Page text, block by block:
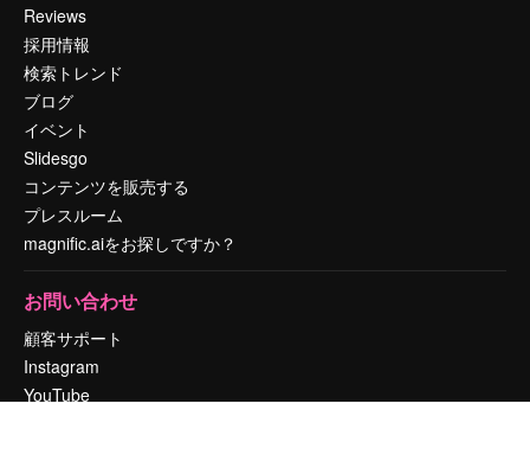
Reviews
採用情報
検索トレンド
ブログ
イベント
Slidesgo
コンテンツを販売する
プレスルーム
magnific.aiをお探しですか？
お問い合わせ
顧客サポート
Instagram
YouTube